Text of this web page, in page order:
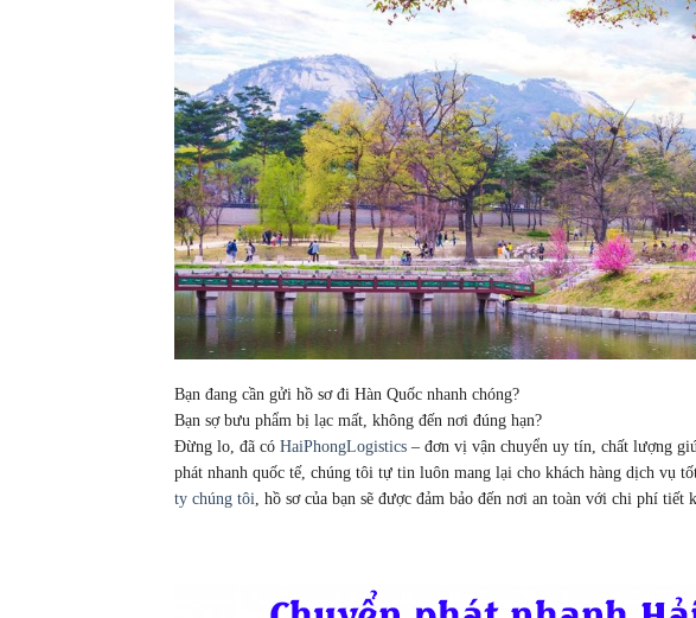
Bạn đang cần gửi hồ sơ đi Hàn Quốc nhanh chóng?
Bạn sợ bưu phẩm bị lạc mất, không đến nơi đúng hạn?
Đừng lo, đã có HaiPhongLogistics – đơn vị vận chuyển uy tín, chất lượng
phát nhanh quốc tế, chúng tôi tự tin luôn mang lại cho khách hàng dịch vụ
ty chúng tôi , hồ sơ của bạn sẽ được đảm bảo đến nơi an toàn với chi phí tiết